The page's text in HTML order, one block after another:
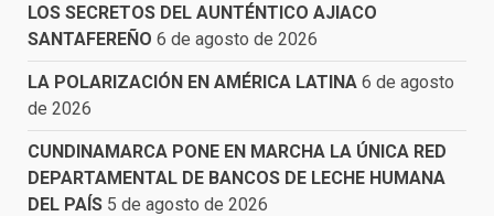
LOS SECRETOS DEL AUNTÉNTICO AJIACO
SANTAFEREÑO 6 de agosto de 2026
LA POLARIZACIÓN EN AMÉRICA LATINA 6 de agosto
de 2026
CUNDINAMARCA PONE EN MARCHA LA ÚNICA RED
DEPARTAMENTAL DE BANCOS DE LECHE HUMANA
DEL PAÍS 5 de agosto de 2026